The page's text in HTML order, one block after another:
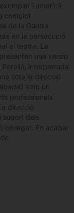
i americà
complot
de la Guerra
en la persecució
al teatre. La
una versió
interpretada
sota la direcció
amb un
professionals
direcció
suport dels
En acabar